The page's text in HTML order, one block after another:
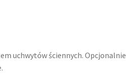
uchwytów ściennych. Opcjonalnie